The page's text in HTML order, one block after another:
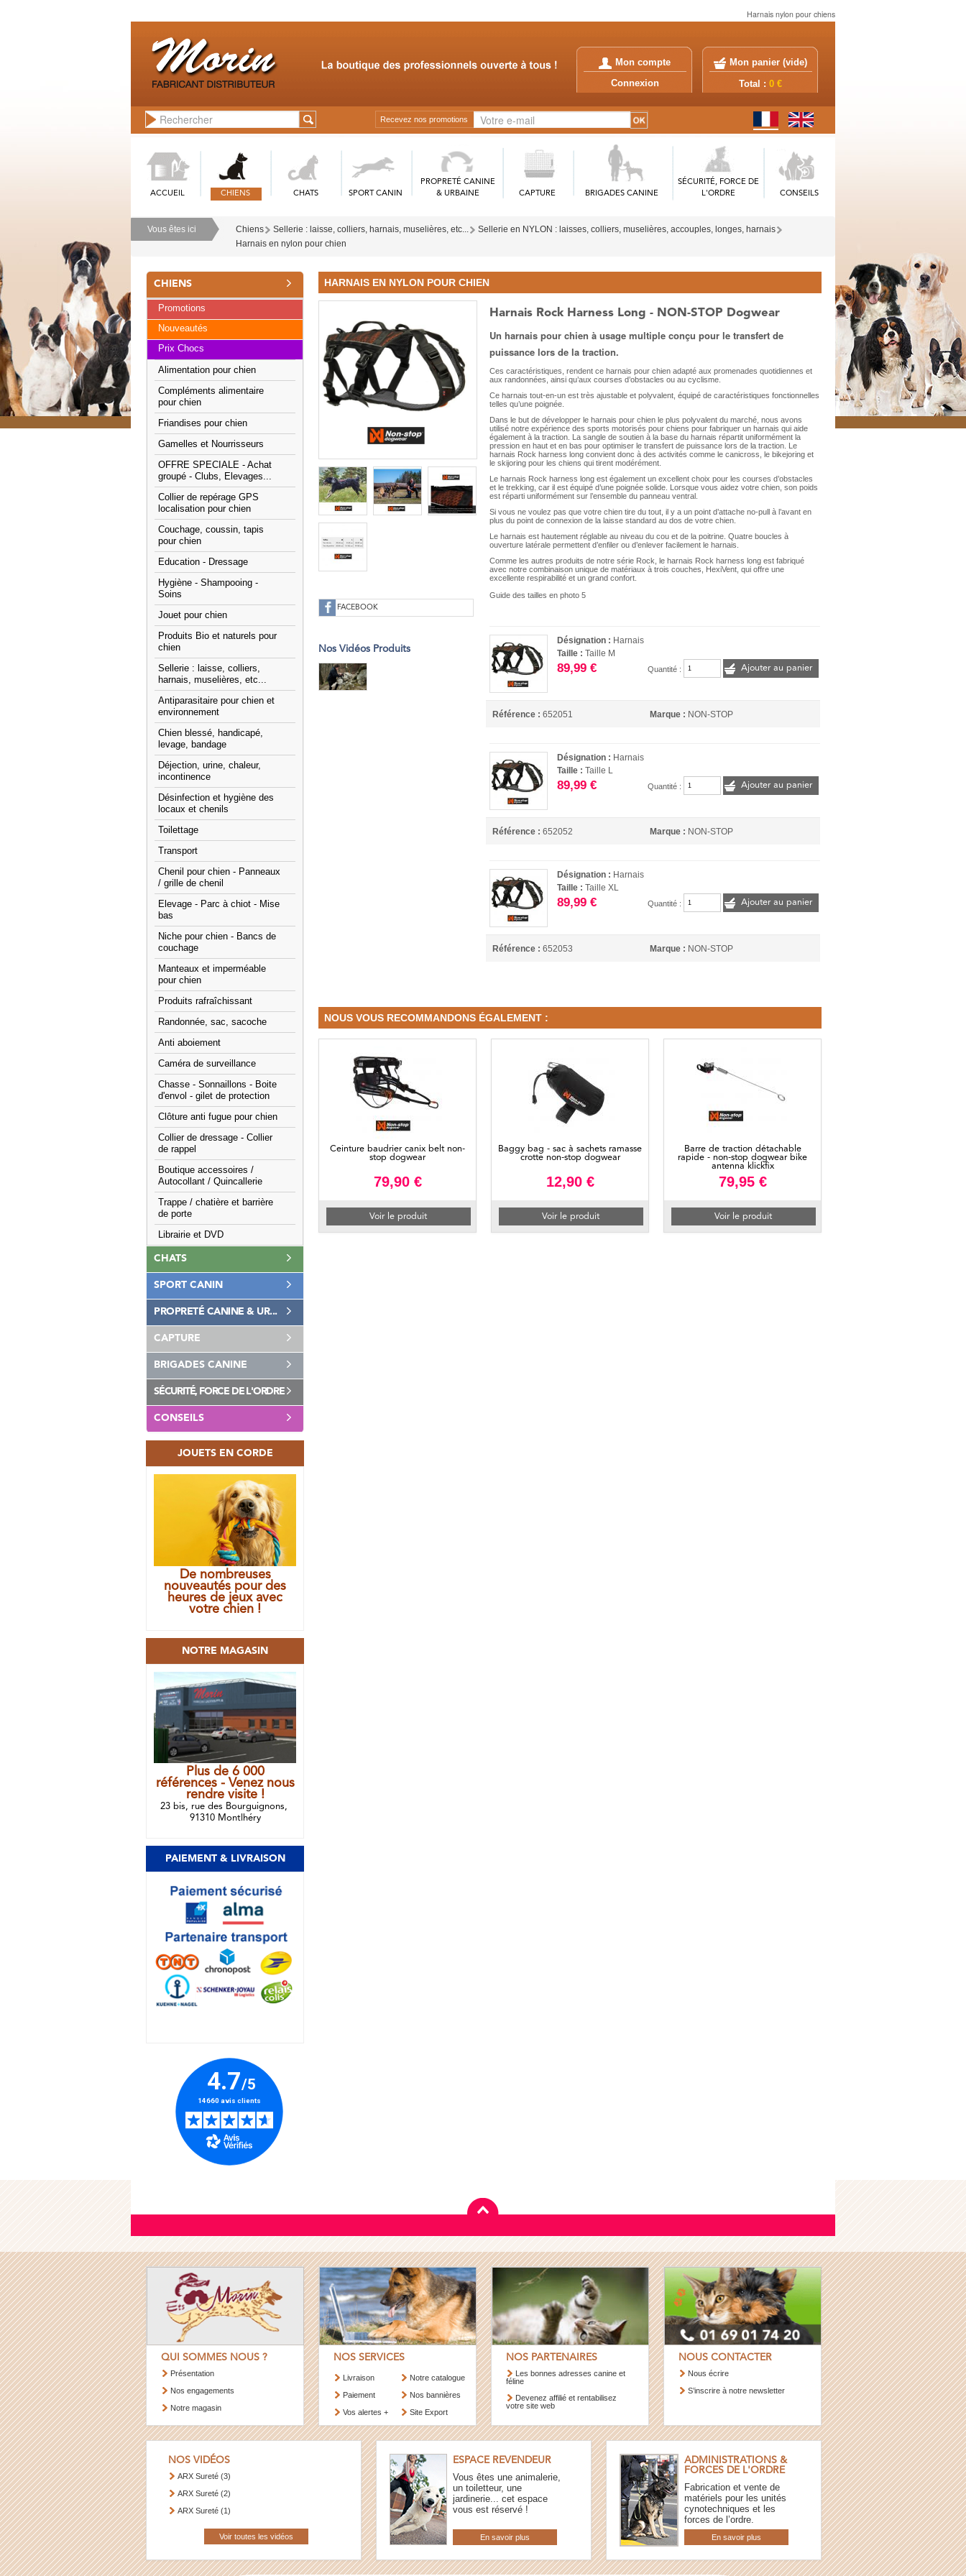
Harnais nylon pour chiens
Mon compte
Connexion
Mon panier (vide)
Total : 0 €
Recevez nos promotions
ACCUEIL CHIENS CHATS SPORT CANIN
PROPRETÉ CANINE
& URBAINE
CAPTURE BRIGADES CANINE
SÉCURITÉ, FORCE DE
L'ORDRE
CONSEILS
Vous êtes ici Chiens Sellerie : laisse, colliers, harnais, muselières, etc...
Sellerie en NYLON : laisses, colliers, muselières, accouples, longes, harnais
Harnais en nylon pour chien
CHIENS
Promotions
Nouveautés
Prix Chocs
Alimentation pour chien
Compléments alimentaire
pour chien
Friandises pour chien
Gamelles et Nourrisseurs
OFFRE SPECIALE - Achat
groupé - Clubs, Elevages...
Collier de repérage GPS
localisation pour chien
Couchage, coussin, tapis
pour chien
Education - Dressage
Hygiène - Shampooing -
Soins
Jouet pour chien
Produits Bio et naturels pour
chien
Sellerie : laisse, colliers,
harnais, muselières, etc...
Antiparasitaire pour chien et
environnement
Chien blessé, handicapé,
levage, bandage
Déjection, urine, chaleur,
incontinence
Désinfection et hygiène des
locaux et chenils
Toilettage
Transport
Chenil pour chien - Panneaux
/ grille de chenil
Elevage - Parc à chiot - Mise
bas
Niche pour chien - Bancs de
couchage
Manteaux et imperméable
pour chien
Produits rafraîchissant
Randonnée, sac, sacoche
Anti aboiement
Caméra de surveillance
Chasse - Sonnaillons - Boite
d'envol - gilet de protection
Clôture anti fugue pour chien
Collier de dressage - Collier
de rappel
Boutique accessoires /
Autocollant / Quincallerie
Trappe / chatière et barrière
de porte
Librairie et DVD
CHATS
SPORT CANIN
PROPRETÉ CANINE & UR...
CAPTURE
BRIGADES CANINE
SÉCURITÉ, FORCE DE L'ORDRE
CONSEILS
JOUETS EN CORDE
De nombreuses
nouveautés pour des
heures de jeux avec
votre chien !
NOTRE MAGASIN
Plus de 6 000
références - Venez nous
rendre visite !
23 bis, rue des Bourguignons,
91310 Montlhéry
PAIEMENT & LIVRAISON
HARNAIS EN NYLON POUR CHIEN
FACEBOOK
Nos Vidéos Produits
Harnais Rock Harness Long - NON-STOP Dogwear
Un harnais pour chien à usage multiple conçu pour le transfert de
puissance lors de la traction.
Ces caractéristiques, rendent ce harnais pour chien adapté aux promenades quotidiennes et
aux randonnées, ainsi qu’aux courses d’obstacles ou au cyclisme.
Ce harnais tout-en-un est très ajustable et polyvalent, équipé de caractéristiques fonctionnelles
telles qu’une poignée.
Dans le but de développer le harnais pour chien le plus polyvalent du marché, nous avons
utilisé notre expérience des sports motorisés pour chiens pour fabriquer un harnais qui aide
également à la traction. La sangle de soutien à la base du harnais répartit uniformément la
pression en haut et en bas pour optimiser le transfert de puissance lors de la traction. Le
harnais Rock harness long convient donc à des activités comme le canicross, le bikejoring et
le skijoring pour les chiens qui tirent modérément.
Le harnais Rock harness long est également un excellent choix pour les courses d’obstacles
et le trekking, car il est équipé d’une poignée solide. Lorsque vous aidez votre chien, son poids
est réparti uniformément sur l’ensemble du panneau ventral.
Si vous ne voulez pas que votre chien tire du tout, il y a un point d’attache no-pull à l’avant en
plus du point de connexion de la laisse standard au dos de votre chien.
Le harnais est hautement réglable au niveau du cou et de la poitrine. Quatre boucles à
ouverture latérale permettent d’enfiler ou d’enlever facilement le harnais.
Comme les autres produits de notre série Rock, le harnais Rock harness long est fabriqué
avec notre combinaison unique de matériaux à trois couches, HexiVent, qui offre une
excellente respirabilité et un grand confort.
Guide des tailles en photo 5
Désignation : Harnais
Taille :Taille M
89,99 € Quantité : Ajouter au panier
Référence : 652051 Marque : NON-STOP
Désignation : Harnais
Taille :Taille L
89,99 € Quantité : Ajouter au panier
Référence : 652052 Marque : NON-STOP
Désignation : Harnais
Taille :Taille XL
89,99 € Quantité : Ajouter au panier
Référence : 652053 Marque : NON-STOP
NOUS VOUS RECOMMANDONS ÉGALEMENT :
Ceinture baudrier canix belt non-
stop dogwear
79,90 €
Voir le produit
Baggy bag - sac à sachets ramasse
crotte non-stop dogwear
12,90 €
Voir le produit
Barre de traction détachable
rapide - non-stop dogwear bike
antenna klickfix
79,95 €
Voir le produit
QUI SOMMES NOUS ?
Présentation
Nos engagements
Notre magasin
NOS SERVICES
Livraison
Paiement
Vos alertes +
Notre catalogue
Nos bannières
Site Export
NOS PARTENAIRES
Les bonnes adresses canine et
féline
Devenez affilié et rentabilisez
votre site web
NOUS CONTACTER
Nous écrire
S’inscrire à notre newsletter
NOS VIDÉOS
ARX Sureté (3)
ARX Sureté (2)
ARX Sureté (1)
Voir toutes les vidéos
ESPACE REVENDEUR
Vous êtes une animalerie,
un toiletteur, une
jardinerie... cet espace
vous est réservé !
En savoir plus
ADMINISTRATIONS &
FORCES DE L'ORDRE
Fabrication et vente de
matériels pour les unités
cynotechniques et les
forces de l’ordre.
En savoir plus